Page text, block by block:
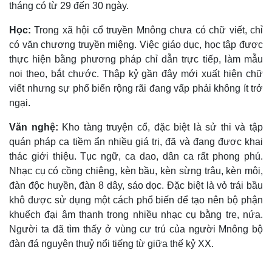
tháng có từ 29 đến 30 ngày.
Học:Trong xã hội cổ truyền Mnông chưa có chữ viết, chỉ
có văn chương truyền miệng. Việc giáo dục, học tập được
thực hiện bằng phương pháp chỉ dẫn trực tiếp, làm mẫu
noi theo, bắt chước. Thập kỷ gần đây mới xuất hiện chữ
viết nhưng sự phổ biến rộng rãi đang vấp phải không ít trở
ngại.
Văn nghệ: Kho tàng truyện cổ, đặc biệt là sử thi và tập
quán pháp ca tiềm ẩn nhiều giá trị, đã và đang được khai
thác giới thiệu. Tục ngữ, ca dao, dân ca rất phong phú.
Nhạc cụ có cồng chiêng, kèn bầu, kèn sừng trâu, kèn môi,
đàn độc huyền, đàn 8 dây, sáo dọc. Ðặc biệt là vỏ trái bầu
khô được sử dụng một cách phổ biến để tạo nên bộ phận
khuếch đại âm thanh trong nhiều nhạc cụ bằng tre, nứa.
Người ta đã tìm thấy ở vùng cư trú của người Mnông bộ
đàn đá nguyên thuỷ nổi tiếng từ giữa thế kỷ XX.